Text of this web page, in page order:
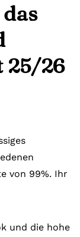
25/26
von 99%. Ihr
und die hohe